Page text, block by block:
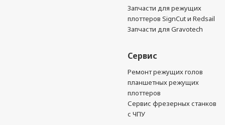
Запчасти для режущих
плоттеров SignCut и Redsail
Запчасти для Gravotech
Сервис
Ремонт режущих голов
планшетных режущих
плоттеров
Сервис фрезерных станков
с ЧПУ